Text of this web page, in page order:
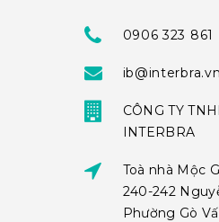
0906 323 861
ib@interbra.vn
CÔNG TY
INTERBRA
Toà nhà Mộc
240-242
Phường Gò